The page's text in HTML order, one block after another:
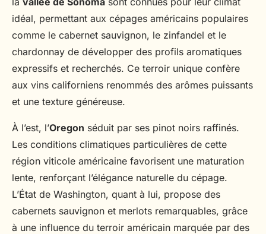
idéal, permettant aux cépages américains populaires
comme le cabernet sauvignon, le zinfandel et le
chardonnay de développer des profils aromatiques
expressifs et recherchés. Ce terroir unique confère
aux vins californiens renommés des arômes puissants
et une texture généreuse.
À l’est, l’Oregon séduit par ses pinot noirs raffinés.
Les conditions climatiques particulières de cette
région viticole américaine favorisent une maturation
lente, renforçant l’élégance naturelle du cépage.
L’État de Washington, quant à lui, propose des
cabernets sauvignon et merlots remarquables, grâce
à une influence du terroir américain marquée par des